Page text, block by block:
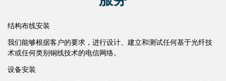
结构布线安装
我们能够根据客户的要求，进行设计、建立和测试任何基于光纤技
术或任何类别铜线技术的电信网络。
设备安装